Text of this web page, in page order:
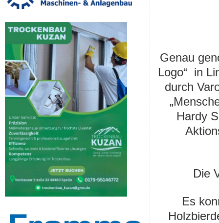
Genau
Logo“ in
durch
Hardy
Die
Es